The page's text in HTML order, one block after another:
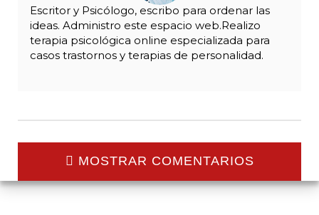
Escritor y Psicólogo, escribo para ordenar las
ideas. Administro este espacio web.Realizo
terapia psicológica online especializada para
casos trastornos y terapias de personalidad.
MOSTRAR COMENTARIOS